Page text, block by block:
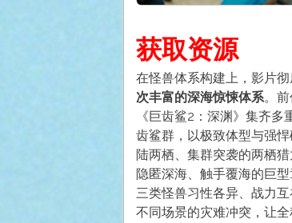
获取资源
在怪兽体系构建上，影片
次丰富的深海惊悚体系。
《巨齿鲨2：深渊》集齐
齿鲨群，以极致体型与强
陆两栖、集群突袭的两栖
隐匿深海、触手覆海的巨
三类怪兽习性各异、战力
不同场景的灾难冲突，让